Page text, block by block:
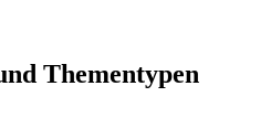
Thementypen